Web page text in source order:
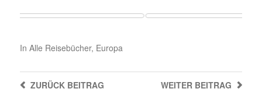
In Alle Reisebücher, Europa
WEITER BEITRAG
ZURÜCKBEITRAG